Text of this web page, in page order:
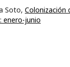
Soto, Colonización
enero-junio